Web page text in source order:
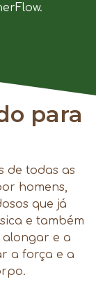
para
de todas as
homens,
que já
e também
alongar e a
a força e a